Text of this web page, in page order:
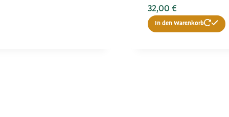
32,00 €
In den Warenkorb